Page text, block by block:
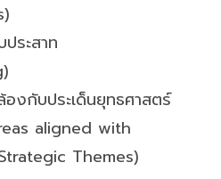
ระสาท
งกับประเด็นยุทธศาสตร์
aligned with
Themes)